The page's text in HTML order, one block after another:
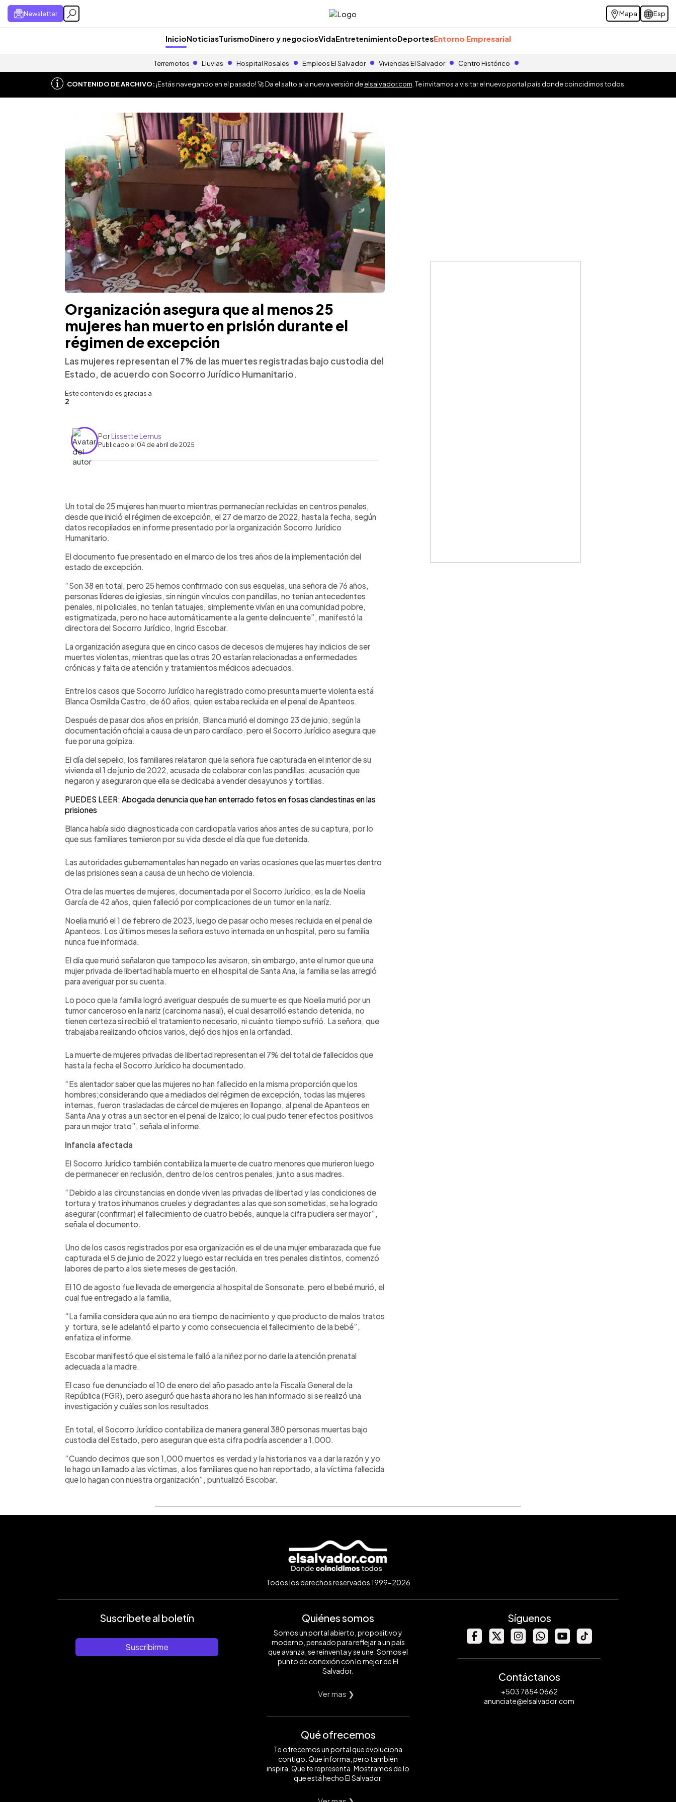
Newsletter Mapa Esp
InicioNoticiasTurismoDinero y negociosVidaEntretenimientoDeportesEntorno Empresarial
Terremotos Lluvias Hospital Rosales Empleos El Salvador Viviendas El Salvador Centro Histórico
CONTENIDO DE ARCHIVO:¡Estás navegando en el pasado! 🚀 Da el salto a la nueva versión deelsalvador.com . Te invitamos a visitar el nuevo portal país donde coincidimos todos.
Organización asegura que al menos 25
mujeres han muerto en prisión durante el
régimen de excepción
Las mujeres representan el 7% de las muertes registradas bajo custodia del
Estado, de acuerdo con Socorro Jurídico Humanitario.
Este contenido es gracias a
2
PorLissette Lemus
Publicado el 04 de abril de 2025
► Escuchar artículo
Un total de 25 mujeres han muerto mientras permanecían recluidas en centros penales,
desde que inició el régimen de excepción, el 27 de marzo de 2022, hasta la fecha, según
datos recopilados en informe presentado por la organización Socorro Jurídico
Humanitario.
El documento fue presentado en el marco de los tres años de la implementación del
estado de excepción.
“Son 38 en total, pero 25 hemos confirmado con sus esquelas, una señora de 76 años,
personas líderes de iglesias, sin ningún vínculos con pandillas, no tenían antecedentes
penales, ni policiales, no tenían tatuajes, simplemente vivían en una comunidad pobre,
estigmatizada, pero no hace automáticamente a la gente delincuente”, manifestó la
directora del Socorro Jurídico, Ingrid Escobar.
La organización asegura que en cinco casos de decesos de mujeres hay indicios de ser
muertes violentas, mientras que las otras 20 estarían relacionadas a enfermedades
crónicas y falta de atención y tratamientos médicos adecuados.
Entre los casos que Socorro Jurídico ha registrado como presunta muerte violenta está
Blanca Osmilda Castro, de 60 años, quien estaba recluida en el penal de Apanteos.
Después de pasar dos años en prisión, Blanca murió el domingo 23 de junio, según la
documentación oficial a causa de un paro cardíaco ; pero el Socorro Jurídico asegura que
fue por una golpiza.
El día del sepelio, los familiares relataron que la señora fue capturada en el interior de su
vivienda el 1 de junio de 2022, acusada de colaborar con las pandillas, acusación que
negaron y aseguraron que ella se dedicaba a vender desayunos y tortillas.
PUEDES LEER: Abogada denuncia que han enterrado fetos en fosas clandestinas en las
prisiones
Blanca había sido diagnosticada con cardiopatía varios años antes de su captura, por lo
que sus familiares temieron por su vida desde el día que fue detenida.
Las autoridades gubernamentales han negado en varias ocasiones que las muertes dentro
de las prisiones sean a causa de un hecho de violencia.
Otra de las muertes de mujeres, documentada por el Socorro Jurídico, es la de Noelia
García de 42 años, quien falleció por complicaciones de un tumor en la naríz.
Noelia murió el 1 de febrero de 2023, luego de pasar ocho meses recluida en el penal de
Apanteos. Los últimos meses la señora estuvo internada en un hospital, pero su familia
nunca fue informada.
El día que murió señalaron que tampoco les avisaron, sin embargo, ante el rumor que una
mujer privada de libertad había muerto en el hospital de Santa Ana, la familia se las arregló
para averiguar por su cuenta.
Lo poco que la familia logró averiguar después de su muerte es que Noelia murió por un
tumor canceroso en la nariz (carcinoma nasal), el cual desarrolló estando detenida, no
tienen certeza si recibió el tratamiento necesario, ni cuánto tiempo sufrió. La señora, que
trabajaba realizando oficios varios, dejó dos hijos en la orfandad.
La muerte de mujeres privadas de libertad representan el 7% del total de fallecidos que
hasta la fecha el Socorro Jurídico ha documentado.
“Es alentador saber que las mujeres no han fallecido en la misma proporción que los
hombres;considerando que a mediados del régimen de excepción, todas las mujeres
internas, fueron trasladadas de cárcel de mujeres en Ilopango, al penal de Apanteos en
Santa Ana y otras a un sector en el penal de Izalco; lo cual pudo tener efectos positivos
para un mejor trato”, señala el informe.
Infancia afectada
El Socorro Jurídico también contabiliza la muerte de cuatro menores que murieron luego
de permanecer en reclusión, dentro de los centros penales, junto a sus madres.
“Debido a las circunstancias en donde viven las privadas de libertad y las condiciones de
tortura y tratos inhumanos crueles y degradantes a las que son sometidas, se ha logrado
asegurar (confirmar) el fallecimiento de cuatro bebés, aunque la cifra pudiera ser mayor”,
señala el documento.
Uno de los casos registrados por esa organización es el de una mujer embarazada que fue
capturada el 5 de junio de 2022 y luego estar recluida en tres penales distintos, comenzó
labores de parto a los siete meses de gestación.
El 10 de agosto fue llevada de emergencia al hospital de Sonsonate, pero el bebé murió, el
cual fue entregado a la familia,
“La familia considera que aún no era tiempo de nacimiento y que producto de malos tratos
y tortura, se le adelantó el parto y como consecuencia el fallecimiento de la bebé”,
enfatiza el informe.
Escobar manifestó que el sistema le falló a la niñez por no darle la atención prenatal
adecuada a la madre.
El caso fue denunciado el 10 de enero del año pasado ante la Fiscalía General de la
República (FGR), pero aseguró que hasta ahora no les han informado si se realizó una
investigación y cuáles son los resultados.
En total, el Socorro Jurídico contabiliza de manera general 380 personas muertas bajo
custodia del Estado, pero aseguran que esta cifra podría ascender a 1,000.
“Cuando decimos que son 1,000 muertos es verdad y la historia nos va a dar la razón y yo
le hago un llamado a las víctimas, a los familiares que no han reportado, a la víctima fallecida
que lo hagan con nuestra organización”, puntualizó Escobar.
Todos los derechos reservados 1999-2026
Suscríbete al boletín
Suscribirme
Quiénes somos
Somos un portal abierto, propositivo y
moderno, pensado para reflejar a un país
que avanza, se reinventa y se une. Somos el
punto de conexión con lo mejor de El
Salvador.
Ver mas ❯
Qué ofrecemos
Te ofrecemos un portal que evoluciona
contigo. Que informa, pero también
inspira. Que te representa. Mostramos de lo
que está hecho El Salvador.
Síguenos
Contáctanos
+503 7854 0662
anunciate@elsalvador.com